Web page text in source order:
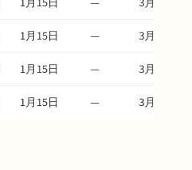
1月15日 —
3月21日
1月15日 —
3月21日
1月15日 — 3月21日